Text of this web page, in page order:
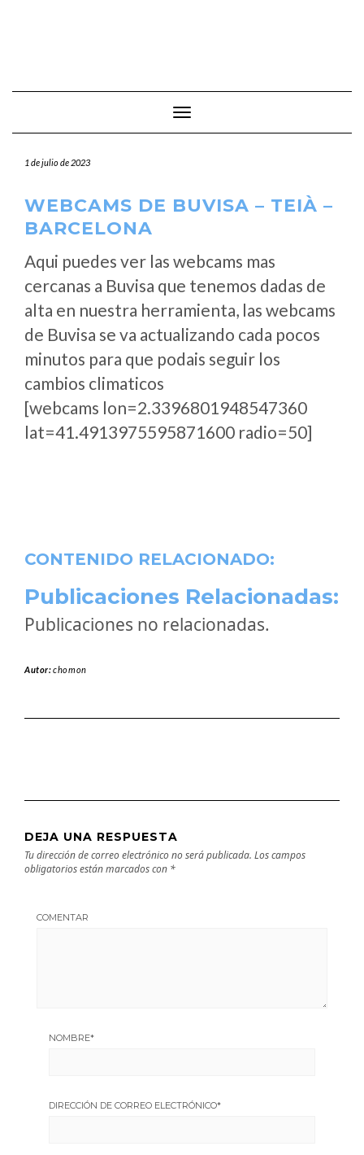
Cambiar modo de navegación
1 de julio de 2023
WEBCAMS DE BUVISA – TEIÀ –
BARCELONA
Aqui puedes ver las webcams mas
cercanas a Buvisa que tenemos dadas de
alta en nuestra herramienta, las webcams
de Buvisa se va actualizando cada pocos
minutos para que podais seguir los
cambios climaticos
[webcams lon=2.3396801948547360
lat=41.4913975595871600 radio=50]
CONTENIDO RELACIONADO:
Publicaciones Relacionadas:
Publicaciones no relacionadas.
Autor:chomon
DEJA UNA RESPUESTA
Tu dirección de correo electrónico no será publicada. Los campos
obligatorios están marcados con *
COMENTAR
NOMBRE*
DIRECCIÓN DE CORREO ELECTRÓNICO*